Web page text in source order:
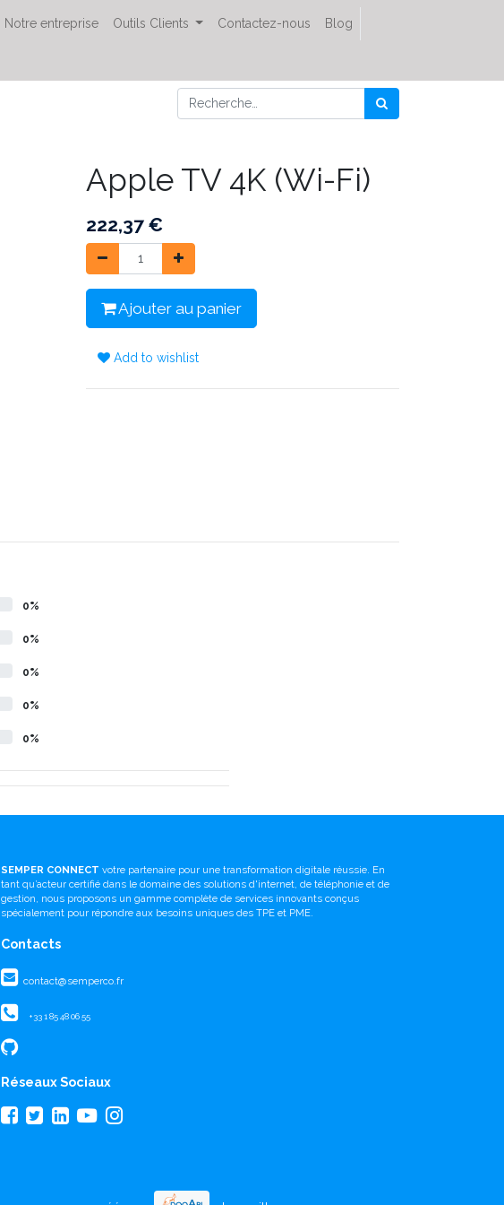
Notre entreprise Outils Clients Contactez-nous Blog
Apple TV 4K (Wi-Fi)
222,37 €
Ajouter au panier
Add to wishlist
0%
0%
0%
0%
0%
SEMPER CONNECT votre partenaire pour une transformation digitale réussie. En
tant qu’acteur certifié dans le domaine des solutions d'internet, de téléphonie et de
gestion, nous proposons un gamme complète de services innovants conçus
spécialement pour répondre aux besoins uniques des TPE et PME.
Contacts
contact@semperco.fr
+33 1 85 48 06 55
Réseaux Sociaux